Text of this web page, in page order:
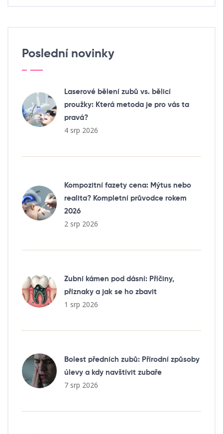
Poslední novinky
Laserové bělení zubů vs. bělicí
proužky: Která metoda je pro vás ta
pravá?
4 srp 2026
Kompozitní fazety cena: Mýtus nebo
realita? Kompletní průvodce rokem
2026
2 srp 2026
Zubní kámen pod dásní: Příčiny,
příznaky a jak se ho zbavit
1 srp 2026
Bolest předních zubů: Přírodní způsoby
úlevy a kdy navštívit zubaře
7 srp 2026